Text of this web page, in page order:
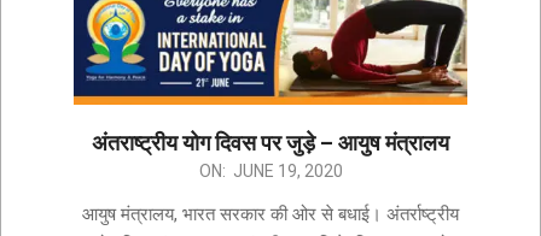
अंतराष्ट्रीय योग दिवस पर जुड़े – आयुष मंत्रालय
ON: JUNE 19, 2020
आयुष मंत्रालय, भारत सरकार की ओर से बधाई। अंतर्राष्ट्रीय